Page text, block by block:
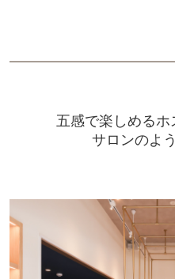
五感で楽しめる
サロンのよ